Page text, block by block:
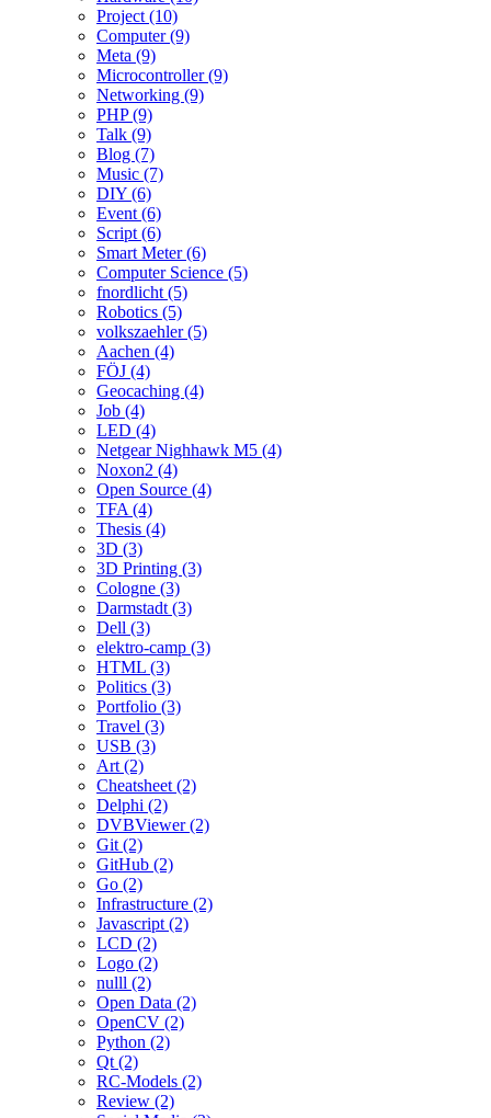
Project (10)
Computer (9)
Meta (9)
Microcontroller (9)
Networking (9)
PHP (9)
Talk (9)
Blog (7)
Music (7)
DIY (6)
Event (6)
Script (6)
Smart Meter (6)
Computer Science (5)
fnordlicht (5)
Robotics (5)
volkszaehler (5)
Aachen (4)
FÖJ (4)
Geocaching (4)
Job (4)
LED (4)
Netgear Nighhawk M5 (4)
Noxon2 (4)
Open Source (4)
TFA (4)
Thesis (4)
3D (3)
3D Printing (3)
Cologne (3)
Darmstadt (3)
Dell (3)
elektro-camp (3)
HTML (3)
Politics (3)
Portfolio (3)
Travel (3)
USB (3)
Art (2)
Cheatsheet (2)
Delphi (2)
DVBViewer (2)
Git (2)
GitHub (2)
Go (2)
Infrastructure (2)
Javascript (2)
LCD (2)
Logo (2)
nulll (2)
Open Data (2)
OpenCV (2)
Python (2)
Qt (2)
RC-Models (2)
Review (2)